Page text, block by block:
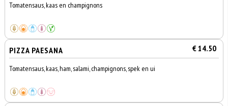
Tomatensaus, kaas en champignons
PIZZA PAESANA € 14.50
Tomatensaus, kaas, ham, salami, champignons, spek en ui